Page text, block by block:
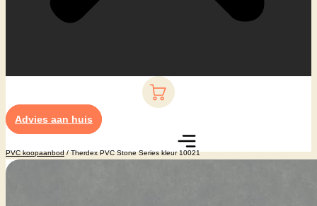
Advies aan huis
PVC koopaanbod/ Therdex PVC Stone Series kleur 10021